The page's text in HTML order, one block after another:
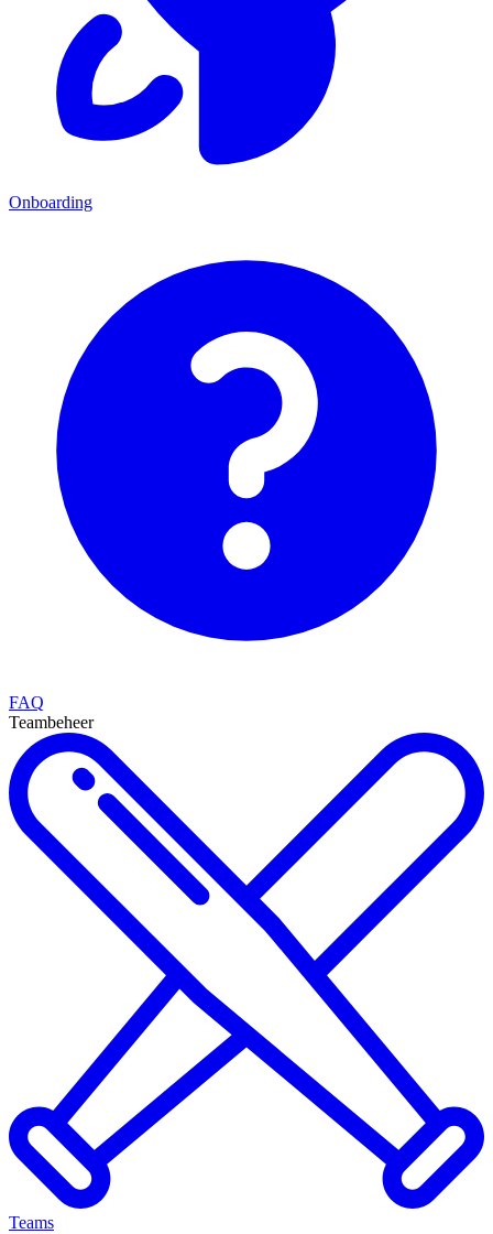
Onboarding
FAQ
Teambeheer
Teams